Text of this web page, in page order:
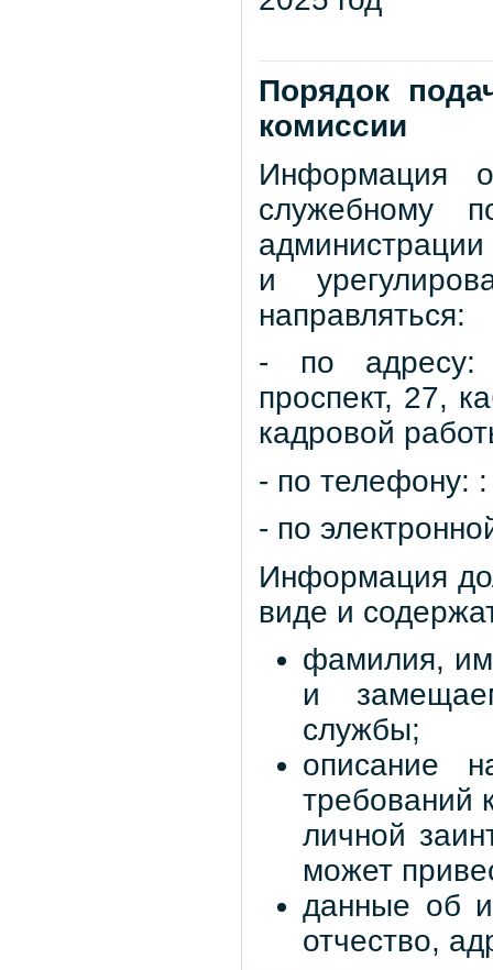
Порядок
комиссии
Информация
служебному
администрации
и
направляться:
- по адресу:
проспект, 27,
кадровой
- по телефону:
- по
Информация
виде и
фамилия,
и
службы;
описание
требований
личной
может
данные об
отчество,